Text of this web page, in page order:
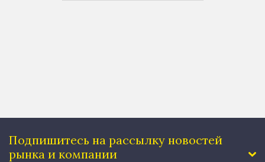
Подпишитесь на рассылку новостей
рынка и компании